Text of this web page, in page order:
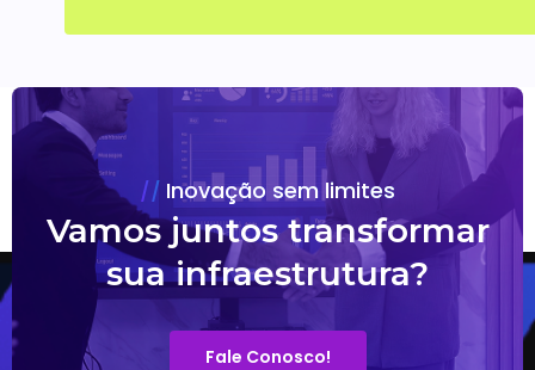
Inovação sem limites
Vamos juntos transformar
sua infraestrutura?
Fale Conosco!